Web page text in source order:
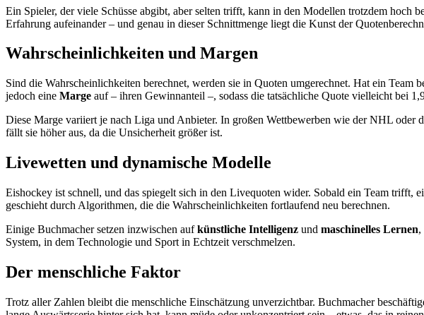
Ein Spieler, der viele Schüsse abgibt, aber selten trifft, kann in den Modellen trotzdem
Erfahrung aufeinander – und genau in dieser Schnittmenge liegt die Kunst der
Wahrscheinlichkeiten und Margen
Sind die Wahrscheinlichkeiten berechnet, werden sie in Quoten umgerechnet. Hat ein
jedoch eine Marge auf – ihren Gewinnanteil –, sodass die tatsächliche Quote vielleicht bei
Diese Marge variiert je nach Liga und Anbieter. In großen Wettbewerben wie der NHL
fällt sie höher aus, da die Unsicherheit größer ist.
Livewetten und dynamische Modelle
Eishockey ist schnell, und das spiegelt sich in den Livequoten wider. Sobald ein Team trifft,
geschieht durch Algorithmen, die die Wahrscheinlichkeiten fortlaufend neu berechnen.
Einige Buchmacher setzen inzwischen aufkünstliche Intelligenz und maschinelles Lernen,
System, in dem Technologie und Sport in Echtzeit verschmelzen.
Der menschliche Faktor
Trotz aller Zahlen bleibt die menschliche Einschätzung unverzichtbar. Buchmacher